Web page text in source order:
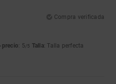
Compra verificada
precio: 5/5 Talla: Talla perfecta